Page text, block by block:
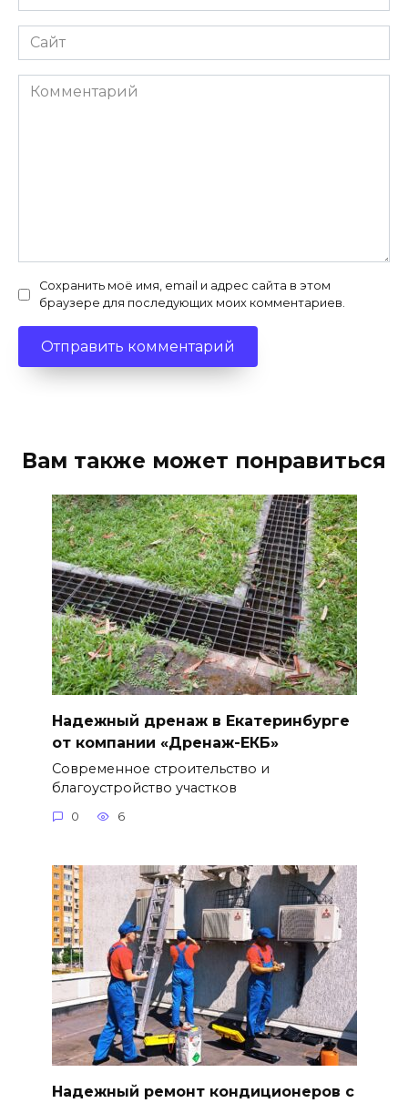
*
Сайт
Комментарий
Сохранить моё имя, email и адрес сайта в этом
браузере для последующих моих комментариев.
Вам также может понравиться
Надежный дренаж в Екатеринбурге
от компании «Дренаж-ЕКБ»
Современное строительство и
благоустройство участков
0 6
Надежный ремонт кондиционеров с